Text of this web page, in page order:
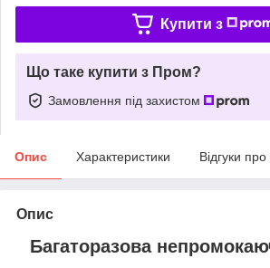
Купити з
Що таке купити з Пром?
Замовлення під захистом
Опис Характеристики Відгуки
Опис
Багаторазова